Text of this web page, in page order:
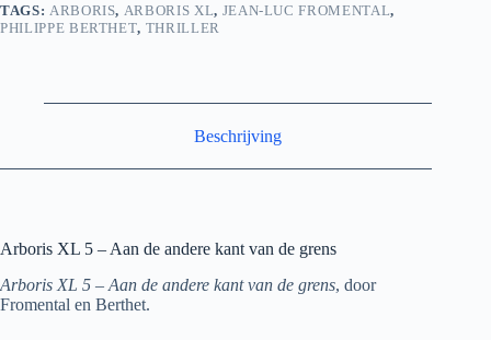
TAGS: ARBORIS, ARBORIS XL, JEAN-LUC FROMENTAL,
PHILIPPE BERTHET, THRILLER
Beschrijving
Arboris XL 5 – Aan de andere kant van de grens
Arboris XL 5 – Aan de andere kant van de grens, door
Fromental en Berthet.